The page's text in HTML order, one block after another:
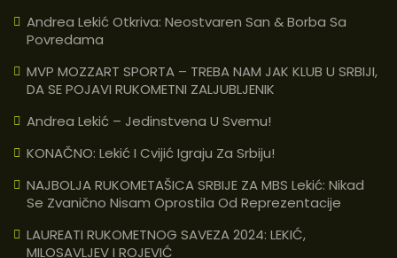
Andrea Lekić Otkriva: Neostvaren San & Borba Sa
Povredama
MVP MOZZART SPORTA – TREBA NAM JAK KLUB U SRBIJI,
DA SE POJAVI RUKOMETNI ZALJUBLJENIK
Andrea Lekić – Jedinstvena U Svemu!
KONAČNO: Lekić I Cvijić Igraju Za Srbiju!
NAJBOLJA RUKOMETAŠICA SRBIJE ZA MBS Lekić: Nikad
Se Zvanično Nisam Oprostila Od Reprezentacije
LAUREATI RUKOMETNOG SAVEZA 2024: LEKIĆ,
MILOSAVLJEV I ROJEVIĆ